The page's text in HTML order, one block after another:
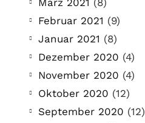
März 2021 (8)
Februar 2021 (9)
Januar 2021 (8)
Dezember 2020 (4)
November 2020 (4)
Oktober 2020 (12)
September 2020 (12)